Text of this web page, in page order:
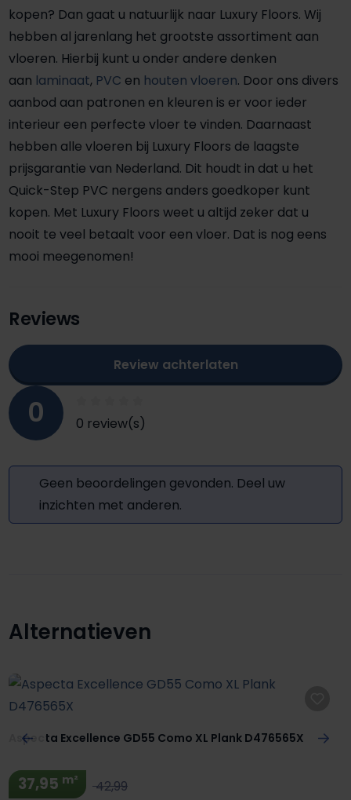
kopen? Dan gaat u natuurlijk naar Luxury Floors. Wij
hebben al jarenlang het grootste assortiment aan
vloeren. Hierbij kunt u onder andere denken
aan laminaat, PVC en houten vloeren. Door ons divers
aanbod aan patronen en kleuren is er voor ieder
interieur een perfecte vloer te vinden. Daarnaast
hebben alle vloeren bij Luxury Floors de laagste
prijsgarantie van Nederland. Dit houdt in dat u het
Quick-Step PVC nergens anders goedkoper kunt
kopen. Met Luxury Floors weet u altijd zeker dat u
nooit te veel betaalt voor een vloer. Dat is nog eens
mooi meegenomen!
Reviews
0 0 review(s)
Review achterlaten
Geen beoordelingen gevonden. Deel uw
inzichten met anderen.
Productgalerij overslaan
Alternatieven
Aspecta Excellence GD55 Como XL Plank D476565X
37,95 m² 42,99